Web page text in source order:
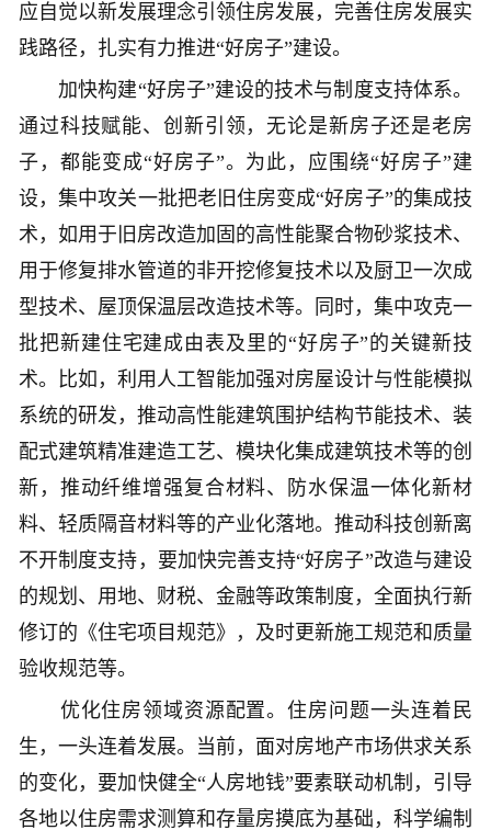
应自觉以新发展理念引领住房发展，完善住房发展实
践路径，扎实有力推进“好房子”建设。
加快构建“好房子”建设的技术与制度支持体系。
通过科技赋能、创新引领，无论是新房子还是老房
子，都能变成“好房子”。为此，应围绕“好房子”建
设，集中攻关一批把老旧住房变成“好房子”的集成技
术，如用于旧房改造加固的高性能聚合物砂浆技术、
用于修复排水管道的非开挖修复技术以及厨卫一次成
型技术、屋顶保温层改造技术等。同时，集中攻克一
批把新建住宅建成由表及里的“好房子”的关键新技
术。比如，利用人工智能加强对房屋设计与性能模拟
系统的研发，推动高性能建筑围护结构节能技术、装
配式建筑精准建造工艺、模块化集成建筑技术等的创
新，推动纤维增强复合材料、防水保温一体化新材
料、轻质隔音材料等的产业化落地。推动科技创新离
不开制度支持，要加快完善支持“好房子”改造与建设
的规划、用地、财税、金融等政策制度，全面执行新
修订的《住宅项目规范》，及时更新施工规范和质量
验收规范等。
优化住房领域资源配置。住房问题一头连着民
生，一头连着发展。当前，面对房地产市场供求关系
的变化，要加快健全“人房地钱”要素联动机制，引导
各地以住房需求测算和存量房摸底为基础，科学编制